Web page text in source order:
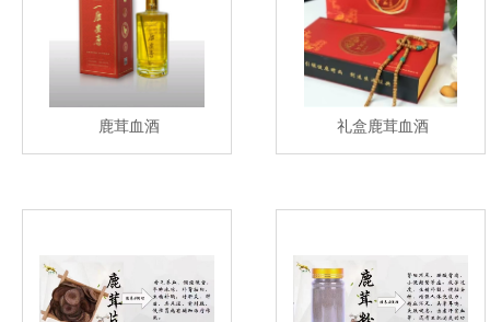
鹿茸血酒 礼盒鹿茸血酒